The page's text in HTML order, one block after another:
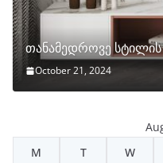
თანამედროვე
October 21, 2024
M
T W